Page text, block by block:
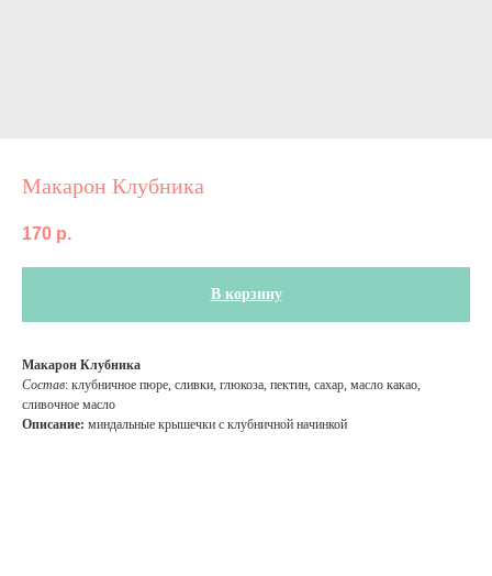
Макарон Клубника
170 р.
В корзину
Макарон Клубника
Состав: клубничное пюре, сливки, глюкоза, пектин, сахар, масло какао,
сливочное масло
Описание: миндальные крышечки с клубничной начинкой